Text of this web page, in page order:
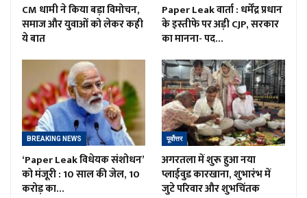
CM धामी ने किया बड़ा विमोचन,
समाज और युवाओं को लेकर कही
ये बात
Paper Leak वार्ता : धर्मेंद्र प्रधान
के इस्तीफे पर अड़ी CJP, सरकार
का मानना- पद…
BREAKING NEWS
‘Paper Leak विधेयक संशोधन’
को मंजूरी : 10 साल की जेल, 10
करोड़ का…
पूर्वोत्तर
अगरतला में शुरू हुआ नया
प्लाईवुड कारखाना, शुभारंभ में
जुटे परिवार और शुभचिंतक